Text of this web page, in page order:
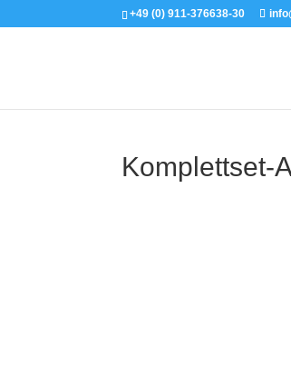
+49 (0) 911-376638-30
Komplettset-